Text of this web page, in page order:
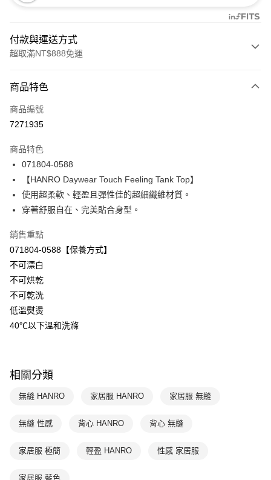
付款與運送方式
超取滿NT$888免運
信用卡一次付款
信用卡分期付款
合作金庫商業銀行
華南商業銀行
上海商業儲蓄銀行
台北富邦商業銀行
國泰世華商業銀行
兆豐國際商業銀行
臺灣中小企業銀行
聯邦商業銀行
元大商業銀行
台新國際商業銀行
台灣樂天信用卡公司
Apple Pay
悠遊付
ATM付款
運送方式
付款後全家取貨$888免運-以PackAge+配客嘉循環箱包裝寄出
每筆NT$90，滿NT$888(含以上)免運費
付款後7-11取貨
每筆NT$90，滿NT$1,000(含以上)免運費
商品特色
商品編號
7271935
商品特色
071804-0588
【HANRO Daywear Touch Feeling Tank Top】
使用超柔軟、輕盈且彈性佳的超細纖維材質。
穿著舒服自在、完美貼合身型。
銷售重點
071804-0588【保養方式】
不可漂白
不可烘乾
不可乾洗
低溫熨燙
40℃以下溫和洗滌
相關分類
無縫 HANRO 家居服 HANRO 家居服 無縫
無縫 性感 背心 HANRO 背心 無縫
家居服 極簡 輕盈 HANRO 性感 家居服
家居服 藍色